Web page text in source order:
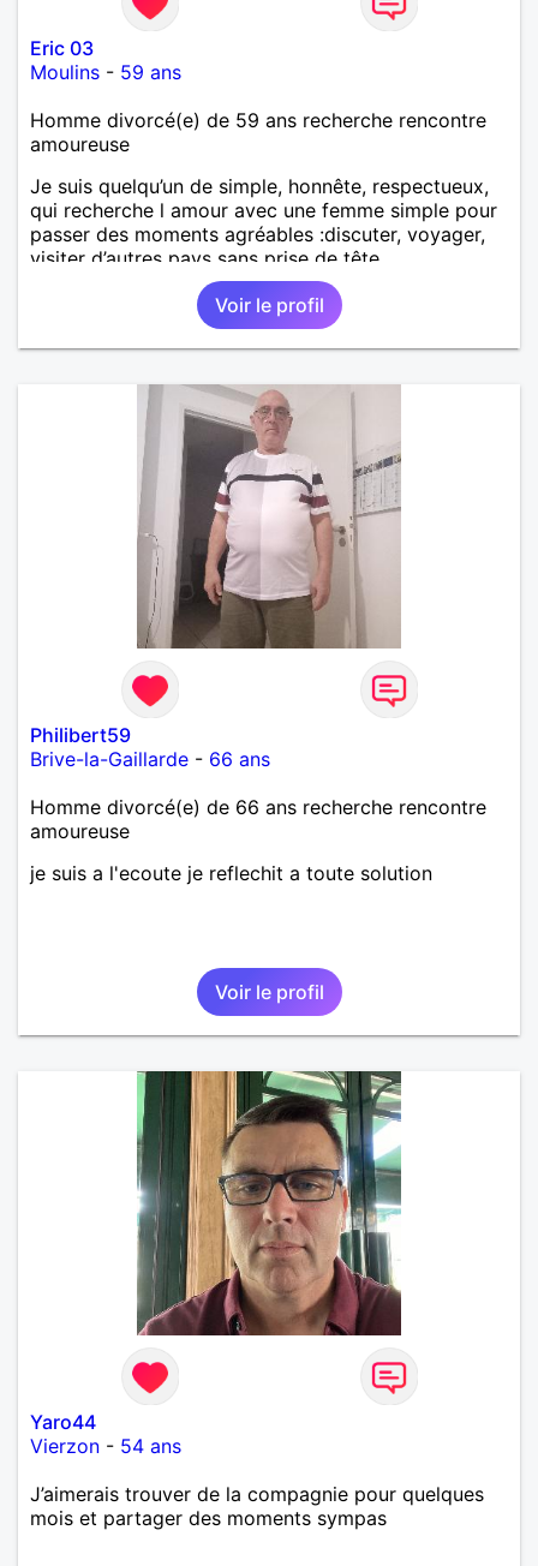
Eric 03
Moulins - 59 ans
Homme divorcé(e) de 59 ans recherche rencontre
amoureuse
Je suis quelqu’un de simple, honnête, respectueux,
qui recherche l amour avec une femme simple pour
passer des moments agréables :discuter, voyager,
visiter d’autres pays sans prise de tête.
Voir le profil
Philibert59
Brive-la-Gaillarde - 66 ans
Homme divorcé(e) de 66 ans recherche rencontre
amoureuse
je suis a l'ecoute je reflechit a toute solution
Voir le profil
Yaro44
Vierzon - 54 ans
J’aimerais trouver de la compagnie pour quelques
mois et partager des moments sympas